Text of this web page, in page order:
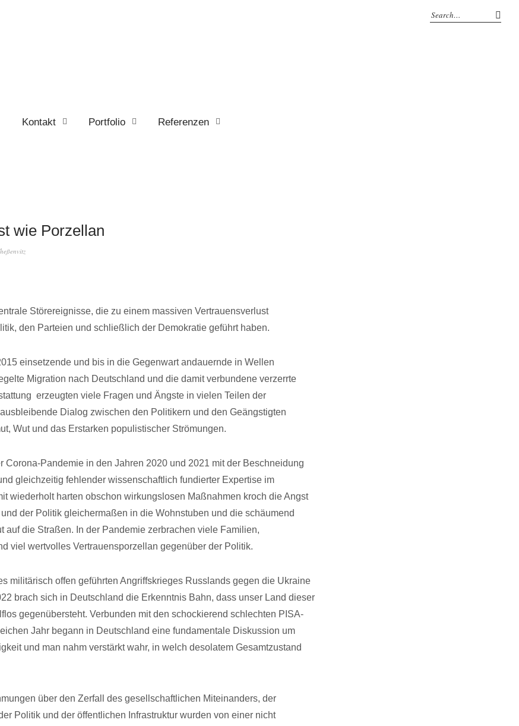
Kontakt Portfolio Referenzen
wie Porzellan
Störereignisse, die zu einem massiven Vertrauensverlust
den Parteien und schließlich der Demokratie geführt haben.
einsetzende und bis in die Gegenwart andauernde in Wellen
Migration nach Deutschland und die damit verbundene verzerrte
erzeugten viele Fragen und Ängste in vielen Teilen der
Dialog zwischen den Politikern und den Geängstigten
Wut und das Erstarken populistischer Strömungen.
Corona-Pandemie in den Jahren 2020 und 2021 mit der Beschneidung
gleichzeitig fehlender wissenschaftlich fundierter Expertise im
wiederholt harten obschon wirkungslosen Maßnahmen kroch die Angst
der Politik gleichermaßen in die Wohnstuben und die schäumend
auf die Straßen. In der Pandemie zerbrachen viele Familien,
viel wertvolles Vertrauensporzellan gegenüber der Politik.
militärisch offen geführten Angriffskrieges Russlands gegen die Ukraine
brach sich in Deutschland die Erkenntnis Bahn, dass unser Land dieser
gegenübersteht. Verbunden mit den schockierend schlechten PISA-
Jahr begann in Deutschland eine fundamentale Diskussion um
und man nahm verstärkt wahr, in welch desolatem Gesamtzustand
über den Zerfall des gesellschaftlichen Miteinanders, der
Politik und der öffentlichen Infrastruktur wurden von einer nicht